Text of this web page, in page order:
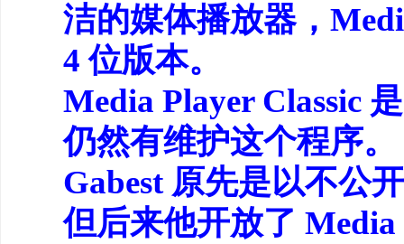
洁的媒体播放器，
4 位版本。
Media Player Classic
仍然有维护这个程序。
Gabest 原先是以不公
但后来他开放了